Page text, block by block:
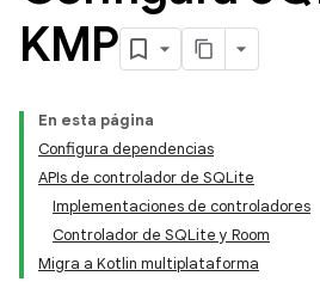
KMP
En esta página
Configura dependencias
APIs de controlador de SQLite
Implementaciones de controladores
Controlador de SQLite y Room
Migra a Kotlin multiplataforma